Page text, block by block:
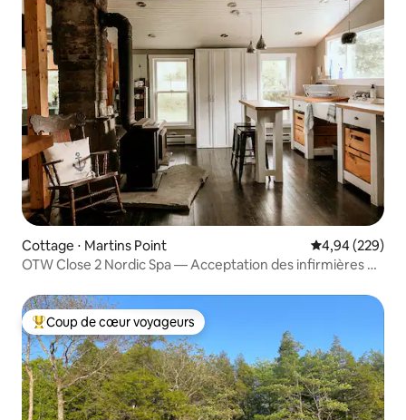
Cottage ⋅ Martins Point Évaluation
4,94 (229)
OTW Close 2 Nordic Spa — Acceptation des infirmières en
Coups de cœur voyageurs les plus appréciés
Coup de cœur voyageurs